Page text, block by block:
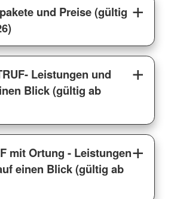
und Preise (gültig
Leistungen und
Blick (gültig ab
mit Ortung - Leistungen
einen Blick (gültig ab